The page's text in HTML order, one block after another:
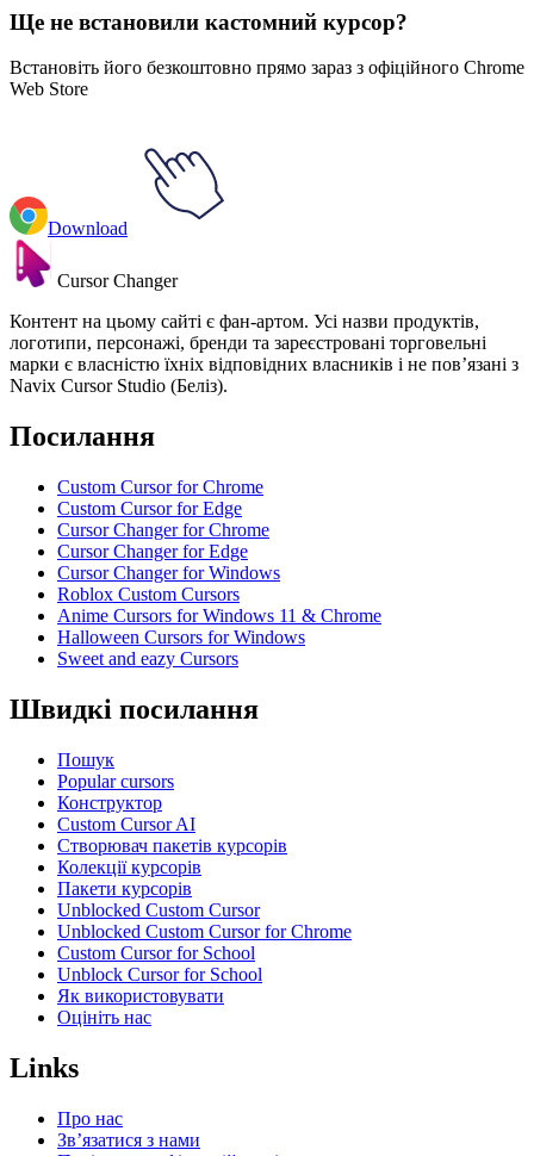
Ще не встановили кастомний курсор?
Встановіть його безкоштовно прямо зараз з офіційного Chrome
Web Store
Download
Cursor Changer
Контент на цьому сайті є фан-артом. Усі назви продуктів,
логотипи, персонажі, бренди та зареєстровані торговельні
марки є власністю їхніх відповідних власників і не пов’язані з
Navix Cursor Studio (Беліз).
Посилання
Custom Cursor for Chrome
Custom Cursor for Edge
Cursor Changer for Chrome
Cursor Changer for Edge
Cursor Changer for Windows
Roblox Custom Cursors
Anime Cursors for Windows 11 & Chrome
Halloween Cursors for Windows
Sweet and eazy Cursors
Швидкі посилання
Пошук
Popular cursors
Конструктор
Custom Cursor AI
Створювач пакетів курсорів
Колекції курсорів
Пакети курсорів
Unblocked Custom Cursor
Unblocked Custom Cursor for Chrome
Custom Cursor for School
Unblock Cursor for School
Як використовувати
Оцініть нас
Links
Про нас
Зв’язатися з нами